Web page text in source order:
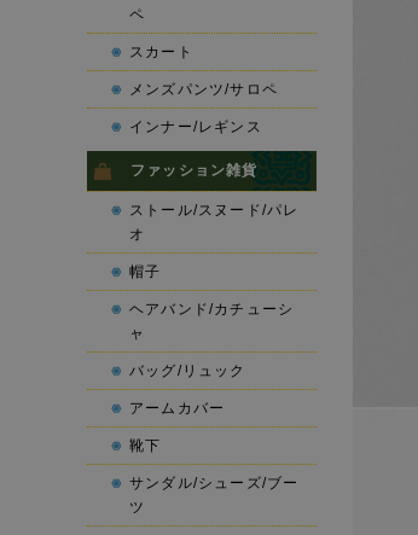
ペ
スカート
メンズパンツ/サロペ
インナー/レギンス
ファッション雑貨
ストール/スヌード/パレ
オ
帽子
ヘアバンド/カチューシ
ャ
バッグ/リュック
アームカバー
靴下
サンダル/シューズ/ブー
ツ